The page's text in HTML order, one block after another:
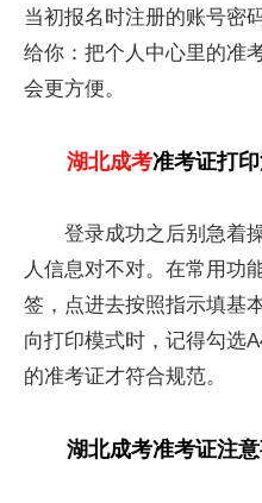
当初报名时注册的账号密
给你：把个人中心里的准
会更方便。
湖北成考准考证打
登录成功之后别急着
人信息对不对。在常用功
签，点进去按照指示填基
向打印模式时，记得勾选
的准考证才符合规范。
湖北成考准考证注